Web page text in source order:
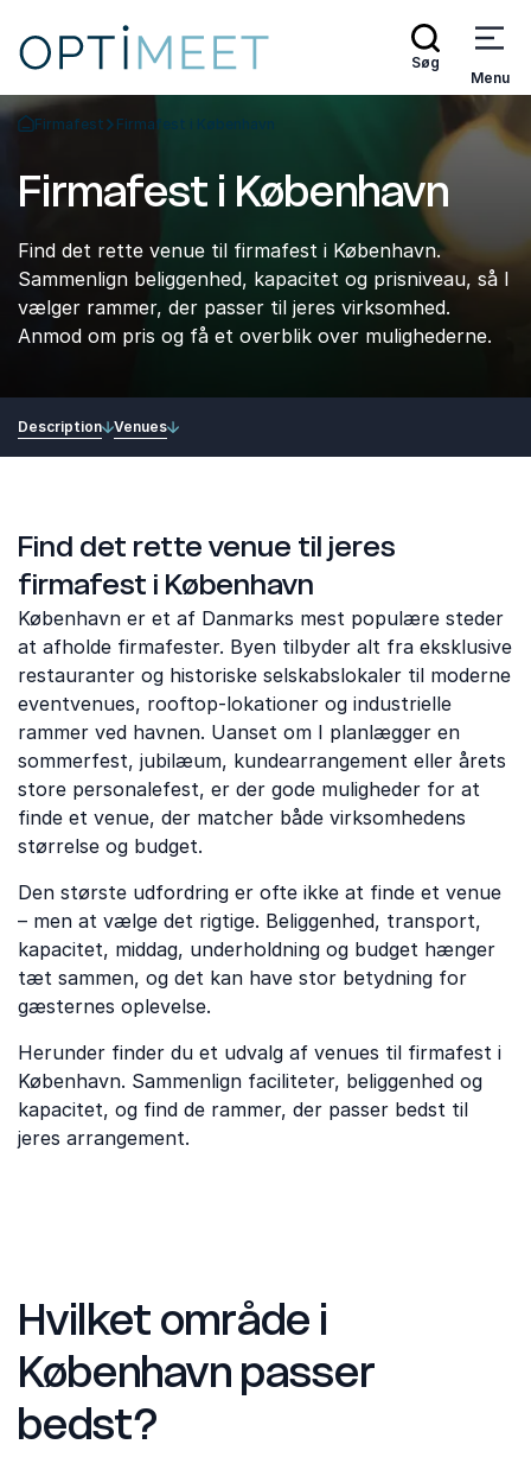
Søg
Menu
Tilbage til forsiden
Firmafest Firmafest i København
Firmafest i København
Find det rette venue til firmafest i København.
Sammenlign beliggenhed, kapacitet og prisniveau, så I
vælger rammer, der passer til jeres virksomhed.
Anmod om pris og få et overblik over mulighederne.
Description Venues
Find det rette venue til jeres
firmafest i København
København er et af Danmarks mest populære steder
at afholde firmafester. Byen tilbyder alt fra eksklusive
restauranter og historiske selskabslokaler til moderne
eventvenues, rooftop-lokationer og industrielle
rammer ved havnen. Uanset om I planlægger en
sommerfest, jubilæum, kundearrangement eller årets
store personalefest, er der gode muligheder for at
finde et venue, der matcher både virksomhedens
størrelse og budget.
Den største udfordring er ofte ikke at finde et venue
– men at vælge det rigtige. Beliggenhed, transport,
kapacitet, middag, underholdning og budget hænger
tæt sammen, og det kan have stor betydning for
gæsternes oplevelse.
Herunder finder du et udvalg af venues til firmafest i
København. Sammenlign faciliteter, beliggenhed og
kapacitet, og find de rammer, der passer bedst til
jeres arrangement.
Hvilket område i
København passer
bedst?